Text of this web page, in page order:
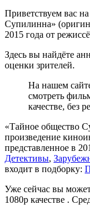
Приветствуем вас
Супилинна»
2015 года от
Здесь вы найдёте
оценки зрителей.
На нашем
смотреть
качестве, без
«Тайное общество
произведение
представленное в
Детективы,
входит в подборку:
Уже сейчас вы
1080p качестве .